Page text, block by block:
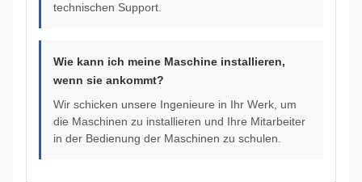
technischen Support.
Wie kann ich meine Maschine installieren,
wenn sie ankommt?
Wir schicken unsere Ingenieure in Ihr Werk, um
die Maschinen zu installieren und Ihre Mitarbeiter
in der Bedienung der Maschinen zu schulen.